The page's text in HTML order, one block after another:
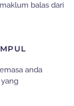
balas dari
anda